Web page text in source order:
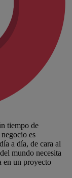
tiempo de
es
a día, de cara al
mundo necesita
en un proyecto